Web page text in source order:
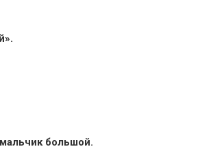
большой.